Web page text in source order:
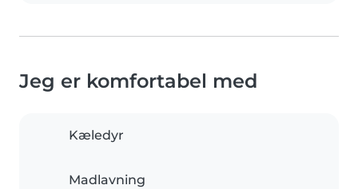
Jeg er komfortabel med
Kæledyr
Madlavning